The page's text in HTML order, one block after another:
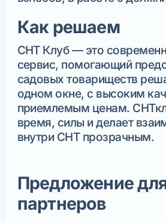
Как решаем
СНТ Клуб — это
сервис, помогающий
садовых товариществ
одном окне, с высоким
приемлемым ценам.
время, силы и делает
внутри СНТ прозрачным.
Предложение
партнеров